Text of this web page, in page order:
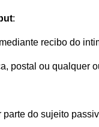
:
recibo do
postal ou
parte do sujeito